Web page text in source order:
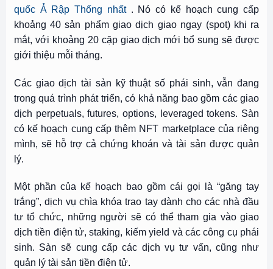
quốc Ả Rập Thống nhất. Nó có kế hoạch cung cấp
khoảng 40 sản phẩm giao dịch giao ngay (spot) khi ra
mắt, với khoảng 20 cặp giao dịch mới bổ sung sẽ được
giới thiệu mỗi tháng.
Các giao dịch tài sản kỹ thuật số phái sinh, vẫn đang
trong quá trình phát triển, có khả năng bao gồm các giao
dịch perpetuals, futures, options, leveraged tokens. Sàn
có kế hoạch cung cấp thêm NFT marketplace của riêng
mình, sẽ hỗ trợ cả chứng khoán và tài sản được quản
lý.
Một phần của kế hoạch bao gồm cái gọi là “găng tay
trắng”, dịch vụ chìa khóa trao tay dành cho các nhà đầu
tư tổ chức, những người sẽ có thể tham gia vào giao
dịch tiền điện tử, staking, kiếm yield và các công cụ phái
sinh. Sàn sẽ cung cấp các dịch vụ tư vấn, cũng như
quản lý tài sản tiền điện tử.